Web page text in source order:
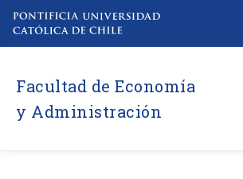
Facultad de Economía
y Administración